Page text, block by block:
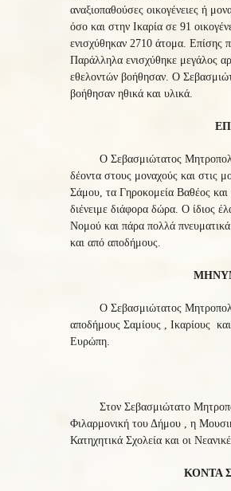
αναξιοπαθούσες οικογένειες ή
όσο και στην Ικαρία σε 91
ενισχύθηκαν 2710 άτομα. Επίσης
Παράλληλα ενισχύθηκε μεγάλος
εθελοντών βοήθησαν. O
βοήθησαν ηθικά και υλικά.
Ο Σεβασμιώτατος
δέοντα στους μοναχούς και στις
Σάμου, τα Γηροκομεία Βαθέος
διένειμε διάφορα δώρα. Ο ίδιος
Νομού και πάρα πολλά
και από αποδήμους.
Ο Σεβασμιώτατος
αποδήμους Σαμίους , Ικαρίους
Ευρώπη.
Στον Σεβασμιώτατο
Φιλαρμονική του Δήμου , η
Κατηχητικά Σχολεία και οι
ΚΟΝΤΑ